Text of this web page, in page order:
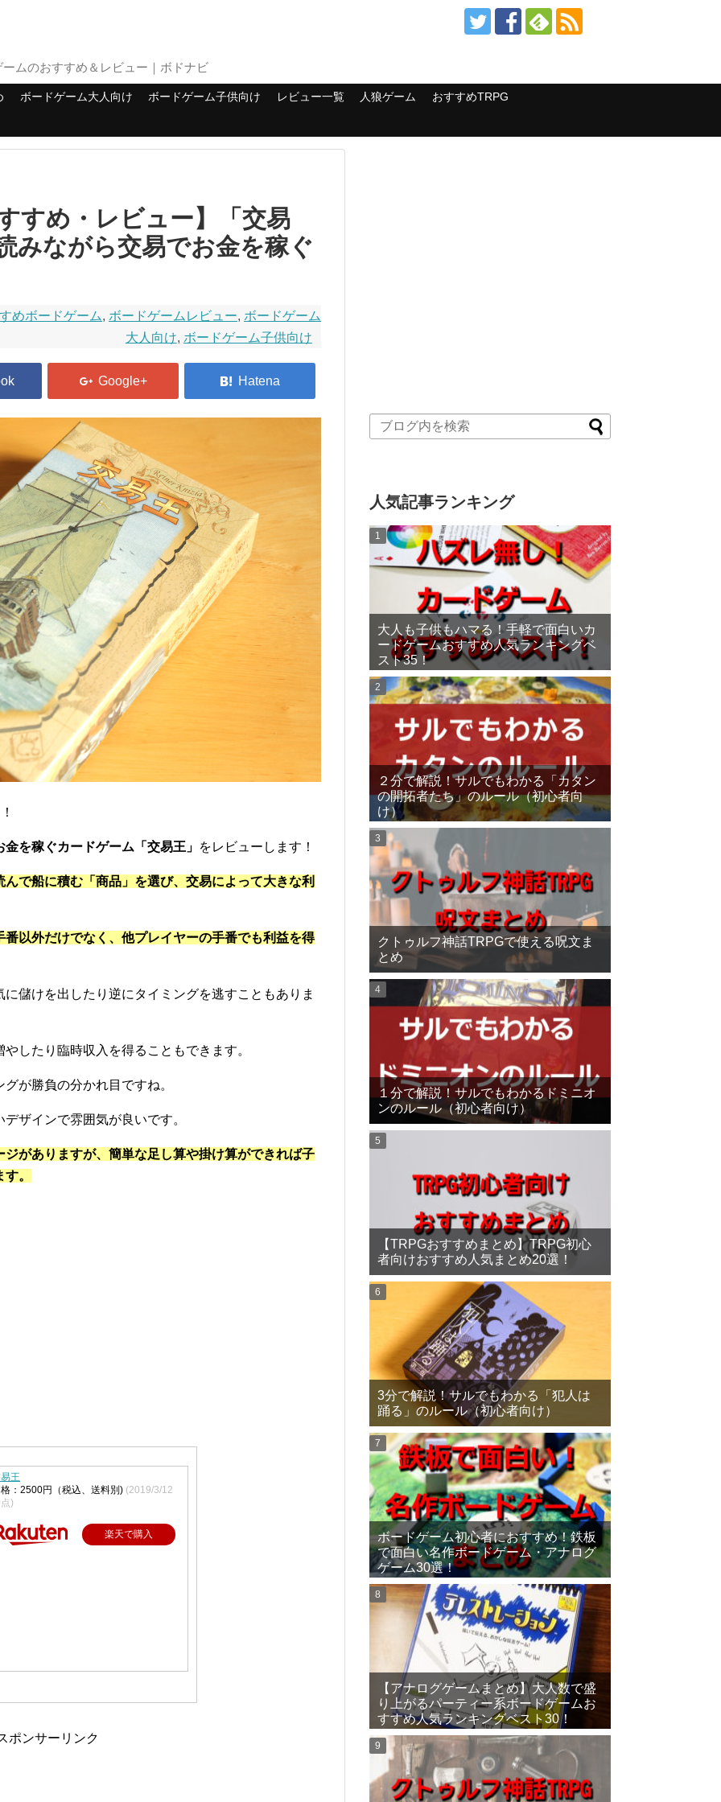
ムのおすすめ＆レビュー｜ボドナビ
ボードゲーム大人向け ボードゲーム子供向け レビュー一覧 人狼ゲーム おすすめTRPG
すめ・レビュー】「交易
みながら交易でお金を稼ぐ
めボードゲーム, ボードゲームレビュー, ボードゲーム
大人向け, ボードゲーム子供向け
を稼ぐカードゲーム「交易王」 をレビューします！
で船に積む「商品」を選び、交易によって大きな利
以外だけでなく、他プレイヤーの手番でも利益を得
儲けを出したり逆にタイミングを逃すこともありま
したり臨時収入を得ることもできます。
が勝負の分かれ目ですね。
ザインで雰囲気が良いです。
がありますが、簡単な足し算や掛け算ができれば子
。
王
：2500円（税込、送料別) (2019/3/12
)
楽天で購入
ポンサーリンク
人気記事ランキング
大人も子供もハマる！手軽で面白いカ
ードゲームおすすめ人気ランキングベ
スト35！
２分で解説！サルでもわかる「カタン
の開拓者たち」のルール（初心者向
け）
クトゥルフ神話TRPGで使える呪文ま
とめ
１分で解説！サルでもわかるドミニオ
ンのルール（初心者向け）
【TRPGおすすめまとめ】TRPG初心
者向けおすすめ人気まとめ20選！
3分で解説！サルでもわかる「犯人は
踊る」のルール（初心者向け）
ボードゲーム初心者におすすめ！鉄板
で面白い名作ボードゲーム・アナログ
ゲーム30選！
【アナログゲームまとめ】大人数で盛
り上がるパーティー系ボードゲームお
すすめ人気ランキングベスト30！